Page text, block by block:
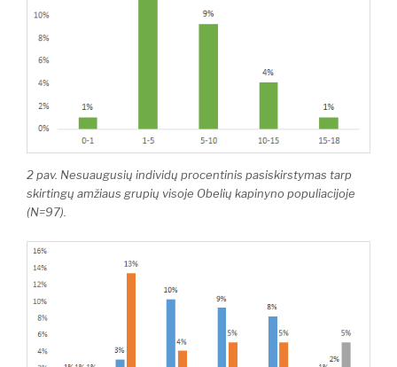
2 pav. Nesuaugusių individų procentinis pasiskirstymas tarp
skirtingų amžiaus grupių visoje Obelių kapinyno populiacijoje
(N=97).